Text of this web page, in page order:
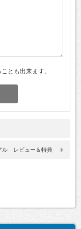
とも出来ます。
ル レビュー＆特典